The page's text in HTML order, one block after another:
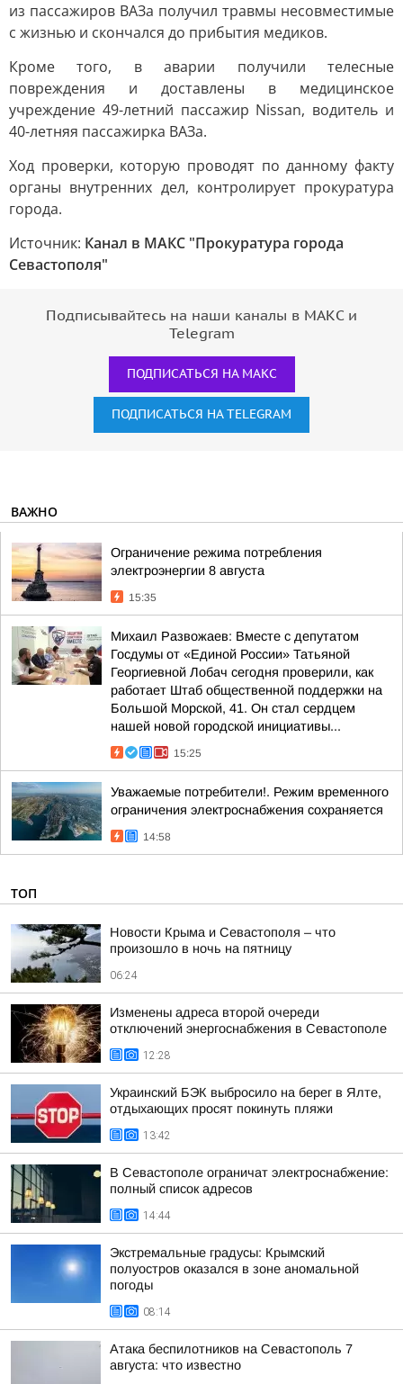
из пассажиров ВАЗа получил травмы несовместимые
с жизнью и скончался до прибытия медиков.
Кроме того, в аварии получили телесные
повреждения и доставлены в медицинское
учреждение 49-летний пассажир Nissan, водитель и
40-летняя пассажирка ВАЗа.
Ход проверки, которую проводят по данному факту
органы внутренних дел, контролирует прокуратура
города.
Источник: Канал в МАКС "Прокуратура города
Севастополя"
Подписывайтесь на наши каналы в МАКС и
Telegram
ПОДПИСАТЬСЯ НА МАКС
ПОДПИСАТЬСЯ НА TELEGRAM
ВАЖНО
Ограничение режима потребления
электроэнергии 8 августа
15:35
Михаил Развожаев: Вместе с депутатом
Госдумы от «Единой России» Татьяной
Георгиевной Лобач сегодня проверили, как
работает Штаб общественной поддержки на
Большой Морской, 41. Он стал сердцем
нашей новой городской инициативы...
15:25
Уважаемые потребители!. Режим временного
ограничения электроснабжения сохраняется
14:58
ТОП
Новости Крыма и Севастополя – что
произошло в ночь на пятницу
06:24
Изменены адреса второй очереди
отключений энергоснабжения в Севастополе
12:28
Украинский БЭК выбросило на берег в Ялте,
отдыхающих просят покинуть пляжи
13:42
В Севастополе ограничат электроснабжение:
полный список адресов
14:44
Экстремальные градусы: Крымский
полуостров оказался в зоне аномальной
погоды
08:14
Атака беспилотников на Севастополь 7
августа: что известно